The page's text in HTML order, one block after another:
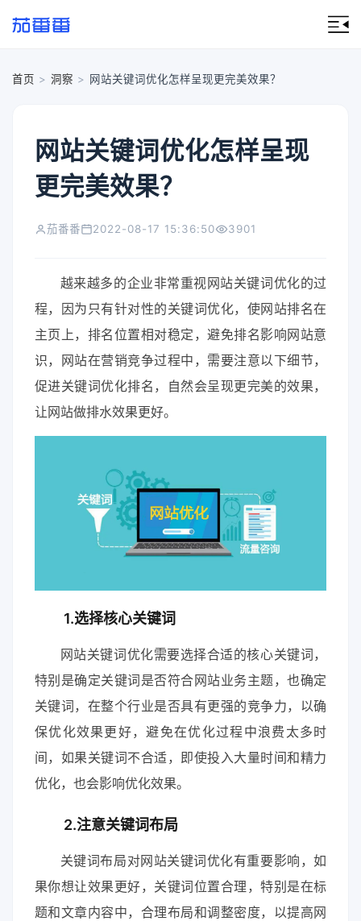
首页 > 洞察 > 网站关键词优化怎样呈现更完美效果？
网站关键词优化怎样呈现
更完美效果？
茄番番 2022-08-17 15:36:50 3901
越来越多的企业非常重视网站关键词优化的过
程，因为只有针对性的关键词优化，使网站排名在
主页上，排名位置相对稳定，避免排名影响网站意
识，网站在营销竞争过程中，需要注意以下细节，
促进关键词优化排名，自然会呈现更完美的效果，
让网站做排水效果更好。
1.选择核心关键词
网站关键词优化需要选择合适的核心关键词，
特别是确定关键词是否符合网站业务主题，也确定
关键词，在整个行业是否具有更强的竞争力，以确
保优化效果更好，避免在优化过程中浪费太多时
间，如果关键词不合适，即使投入大量时间和精力
优化，也会影响优化效果。
2.注意关键词布局
关键词布局对网站关键词优化有重要影响，如
果你想让效果更好，关键词位置合理，特别是在标
题和文章内容中，合理布局和调整密度，以提高网